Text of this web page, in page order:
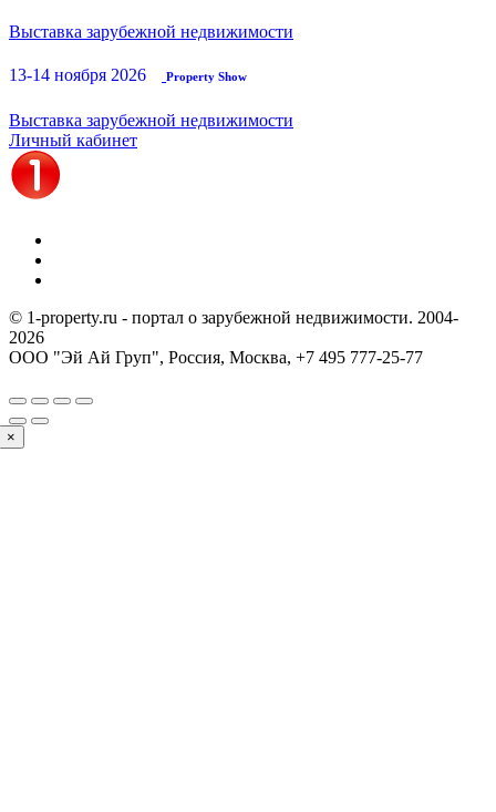
Выставка зарубежной недвижимости
13-14 ноября 2026 Property Show
Выставка зарубежной недвижимости
Личный кабинет
© 1-property.ru - портал о зарубежной недвижимости. 2004-
2026
ООО "Эй Ай Груп", Россия, Москва, +7 495 777-25-77
×